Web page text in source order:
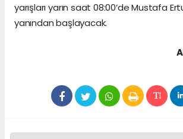
yarışları yarın saat 08:00’de Mustafa
yanından başlayacak.